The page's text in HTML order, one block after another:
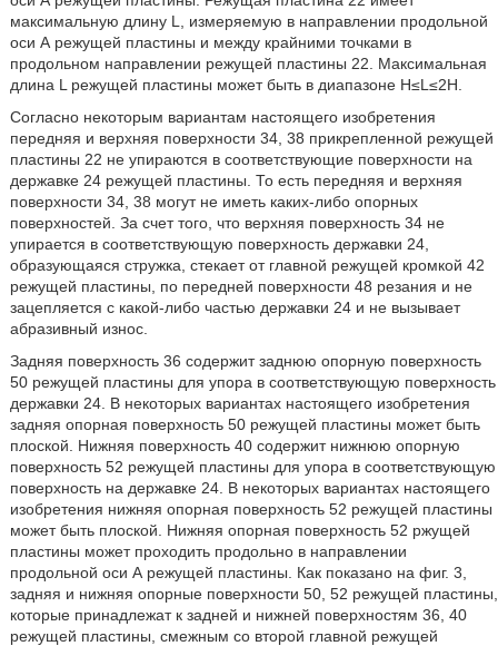
максимальную длину L, измеряемую в направлении продольной
оси А режущей пластины и между крайними точками в
продольном направлении режущей пластины 22. Максимальная
длина L режущей пластины может быть в диапазоне Н≤L≤2Н.
Согласно некоторым вариантам настоящего изобретения
передняя и верхняя поверхности 34, 38 прикрепленной режущей
пластины 22 не упираются в соответствующие поверхности на
державке 24 режущей пластины. То есть передняя и верхняя
поверхности 34, 38 могут не иметь каких-либо опорных
поверхностей. За счет того, что верхняя поверхность 34 не
упирается в соответствующую поверхность державки 24,
образующаяся стружка, стекает от главной режущей кромкой 42
режущей пластины, по передней поверхности 48 резания и не
зацепляется с какой-либо частью державки 24 и не вызывает
абразивный износ.
Задняя поверхность 36 содержит заднюю опорную поверхность
50 режущей пластины для упора в соответствующую поверхность
державки 24. В некоторых вариантах настоящего изобретения
задняя опорная поверхность 50 режущей пластины может быть
плоской. Нижняя поверхность 40 содержит нижнюю опорную
поверхность 52 режущей пластины для упора в соответствующую
поверхность на державке 24. В некоторых вариантах настоящего
изобретения нижняя опорная поверхность 52 режущей пластины
может быть плоской. Нижняя опорная поверхность 52 ржущей
пластины может проходить продольно в направлении
продольной оси А режущей пластины. Как показано на фиг. 3,
задняя и нижняя опорные поверхности 50, 52 режущей пластины,
которые принадлежат к задней и нижней поверхностям 36, 40
режущей пластины, смежным со второй главной режущей